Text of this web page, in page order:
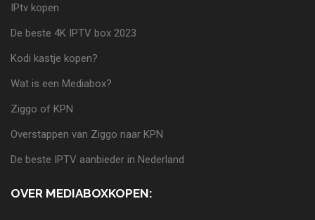
IPtv kopen
De beste 4K IPTV box 2023
Kodi kastje kopen?
Wat is een Mediabox?
Ziggo of KPN
Overstappen van Ziggo naar KPN
De beste IPTV aanbieder in Nederland
OVER MEDIABOXKOPEN: